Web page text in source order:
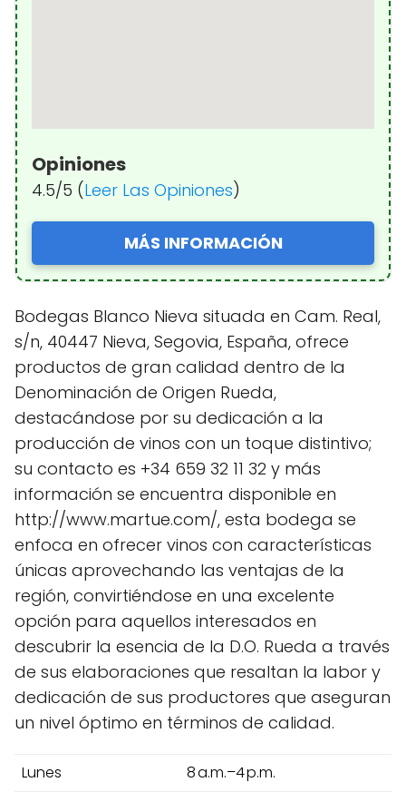
Opiniones
4.5/5 (Leer Las Opiniones)
MÁS INFORMACIÓN
Bodegas Blanco Nieva situada en Cam. Real,
s/n, 40447 Nieva, Segovia, España, ofrece
productos de gran calidad dentro de la
Denominación de Origen Rueda,
destacándose por su dedicación a la
producción de vinos con un toque distintivo;
su contacto es +34 659 32 11 32 y más
información se encuentra disponible en
http://www.martue.com/, esta bodega se
enfoca en ofrecer vinos con características
únicas aprovechando las ventajas de la
región, convirtiéndose en una excelente
opción para aquellos interesados en
descubrir la esencia de la D.O. Rueda a través
de sus elaboraciones que resaltan la labor y
dedicación de sus productores que aseguran
un nivel óptimo en términos de calidad.
Lunes
8 a.m.–4 p.m.